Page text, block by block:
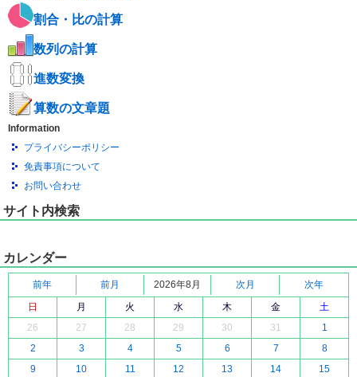
割合・比の計算
数列の計算
進数変換
算数の文章題
Information
プライバシーポリシー
免責事項について
お問い合わせ
サイト内検索
カレンダー
前年 前月 2026年8月 次月
次年
日
月 火 水 木 金
土
26
27 28 29 30 31
1
2
3 4 5 6 7
8
9
10 11 12 13 14 15